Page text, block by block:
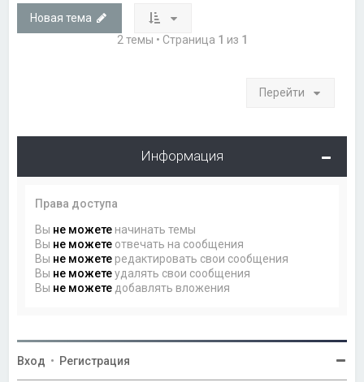
Новая тема
2 темы • Страница 1 из 1
Перейти
Информация
Права доступа
Вы не можете начинать темы
Вы не можете отвечать на сообщения
Вы не можете редактировать свои сообщения
Вы не можетеудалять свои сообщения
Вы не можете добавлять вложения
Вход • Регистрация